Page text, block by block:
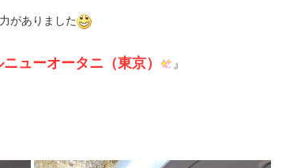
がありました
ューオータニ（東京） 』